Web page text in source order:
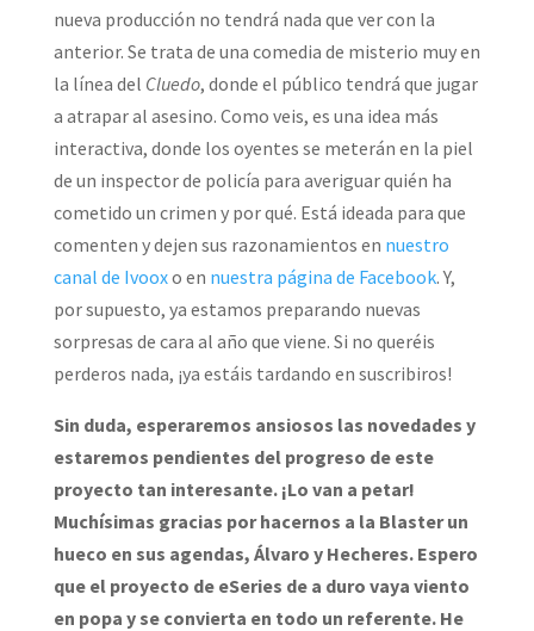
nueva producción no tendrá nada que ver con la
anterior. Se trata de una comedia de misterio muy en
la línea del Cluedo, donde el público tendrá que jugar
a atrapar al asesino. Como veis, es una idea más
interactiva, donde los oyentes se meterán en la piel
de un inspector de policía para averiguar quién ha
cometido un crimen y por qué. Está ideada para que
comenten y dejen sus razonamientos en nuestro
canal de Ivooxo en nuestra página de Facebook. Y,
por supuesto, ya estamos preparando nuevas
sorpresas de cara al año que viene. Si no queréis
perderos nada, ¡ya estáis tardando en suscribiros!
Sin duda, esperaremos ansiosos las novedades y
estaremos pendientes del progreso de este
proyecto tan interesante. ¡Lo van a petar!
Muchísimas gracias por hacernos a la Blaster un
hueco en sus agendas, Álvaro y Hecheres. Espero
que el proyecto de eSeries de a duro vaya viento
en popa y se convierta en todo un referente. He